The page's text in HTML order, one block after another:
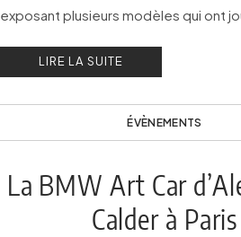
exposant plusieurs modèles qui ont
LIRE LA SUITE
ÉVÈNEMENTS
La BMW Art Car
Calder à Paris